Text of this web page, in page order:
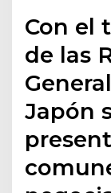
Con el
de las
Japón